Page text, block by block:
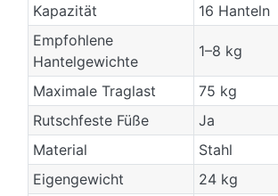
Kapazität
16 Hanteln
Empfohlene
Hantelgewichte
1–8 kg
Maximale Traglast
75 kg
Rutschfeste Füße
Ja
Material
Stahl
Eigengewicht
24 kg